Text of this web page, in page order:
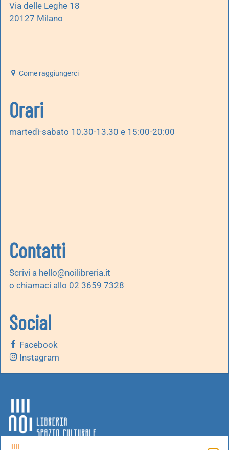
Via delle Leghe 18
20127 Milano
Come raggiungerci
Orari
martedì-sabato 10.30-13.30 e 15:00-20:00
Contatti
Scrivi a hello@noilibreria.it
o chiamaci allo 02 3659 7328
Social
Facebook
Instagram